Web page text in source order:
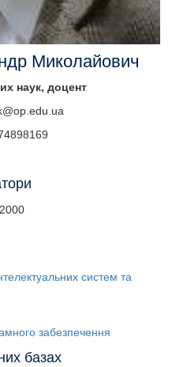
Миколайович
наук, доцент
систем та
забезпечення
базах